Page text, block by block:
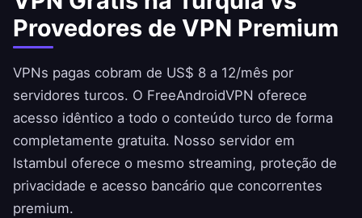
Provedores de VPN Premium
VPNs pagas cobram de US$ 8 a 12/mês por
servidores turcos. O FreeAndroidVPN oferece
acesso idêntico a todo o conteúdo turco de forma
completamente gratuita. Nosso servidor em
Istambul oferece o mesmo streaming, proteção de
privacidade e acesso bancário que concorrentes
premium.